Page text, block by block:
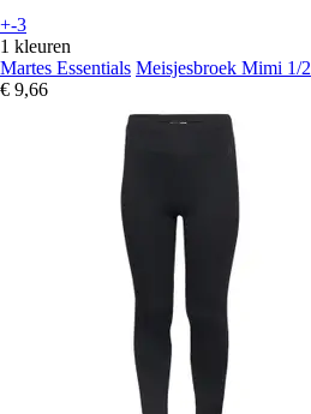
+-3
1 kleuren
Martes Essentials Meisjesbroek Mimi 1/2
€ 9,66